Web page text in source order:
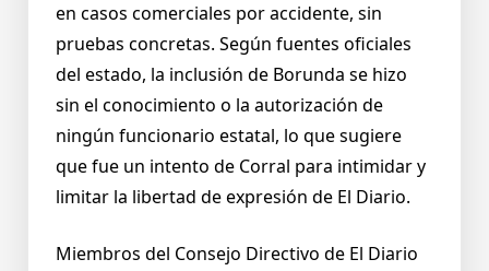
en casos comerciales por accidente, sin
pruebas concretas. Según fuentes oficiales
del estado, la inclusión de Borunda se hizo
sin el conocimiento o la autorización de
ningún funcionario estatal, lo que sugiere
que fue un intento de Corral para intimidar y
limitar la libertad de expresión de El Diario.
Miembros del Consejo Directivo de El Diario